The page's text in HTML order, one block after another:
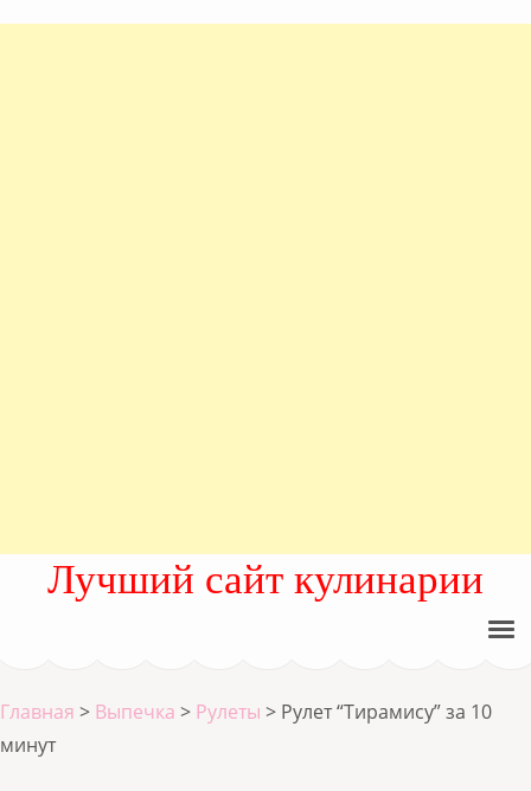
Лучший сайт кулинарии
Главная > Выпечка > Рулеты > Рулет “Тирамису” за 10
минут